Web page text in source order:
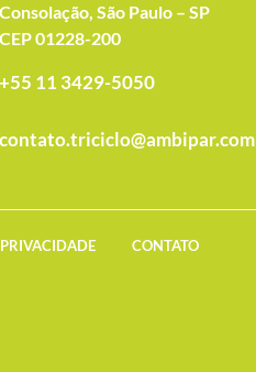
Consolação, São Paulo – SP
CEP 01228-200
+55 11 3429-5050
contato.triciclo@ambipar.com
CONTATO